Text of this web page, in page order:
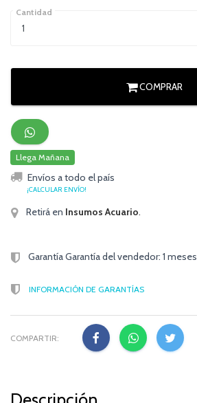
Cantidad
COMPRAR
Llega Mañana
Envíos a todo el país
¡CALCULAR ENVÍO!
Retirá en Insumos Acuario.
Garantía Garantía del vendedor: 1 meses
INFORMACIÓN DE GARANTÍAS
COMPARTIR: